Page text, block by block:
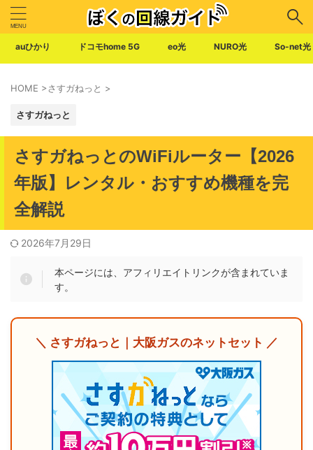
auひかり ドコモhome 5G eo光 NURO光 So-net光
HOME >さすガねっと >
さすガねっと
さすガねっとのWiFiルーター【2026
年版】レンタル・おすすめ機種を完
全解説
2026年7月29日
本ページには、アフィリエイトリンクが含まれていま
す。
＼ さすガねっと｜大阪ガスのネットセット ／